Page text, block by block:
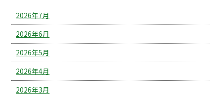
2026年7月
2026年6月
2026年5月
2026年4月
2026年3月